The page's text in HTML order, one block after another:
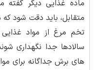
ماده غذایی دیگر گفته
متقابل، باید دقت شود
تخم مرغ از مواد
سالادها جدا نگهداری
های برش جداگانه برای